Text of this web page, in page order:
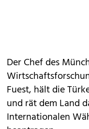
Der Chef des
Fuest, hält die
und rät dem Land
Internationalen